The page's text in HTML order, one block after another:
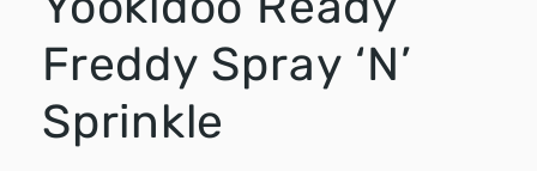
Freddy Spray ‘N’
Sprinkle